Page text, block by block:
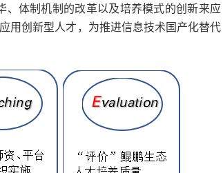
、体制机制的改革以及培养模式的创新来应
用创新型人才，为推进信息技术国产化替代